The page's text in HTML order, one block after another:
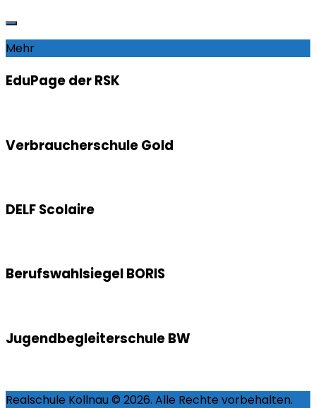
Mehr
EduPage der RSK
Verbraucherschule Gold
DELF Scolaire
Berufswahlsiegel BORIS
Jugendbegleiterschule BW
Realschule Kollnau © 2026. Alle Rechte vorbehalten.